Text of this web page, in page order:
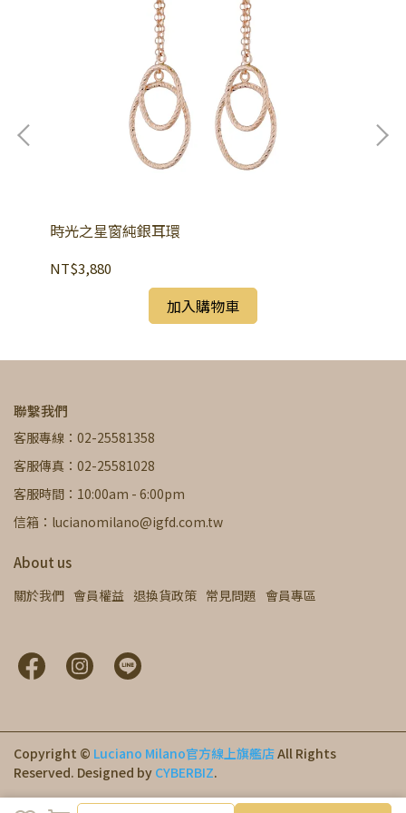
時光之星窗純銀耳環
NT$3,880
加入購物車
聯繫我們
客服專線：02-25581358
客服傳真：02-25581028
客服時間：10:00am - 6:00pm
信箱：lucianomilano@igfd.com.tw
About us
關於我們 會員權益 退換貨政策 常見問題 會員專區
Copyright © Luciano Milano官方線上旗艦店All Rights
Reserved. Designed by CYBERBIZ.